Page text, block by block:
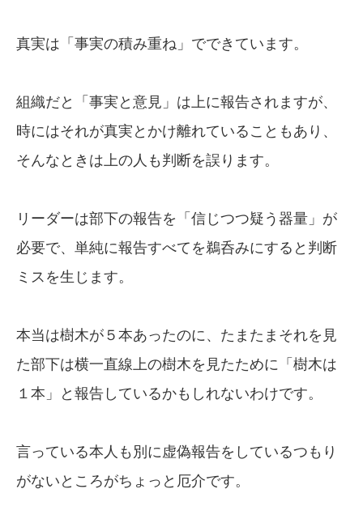
真実は「事実の積み重ね」でできています。
組織だと「事実と意見」は上に報告されますが、
時にはそれが真実とかけ離れていることもあり、
そんなときは上の人も判断を誤ります。
リーダーは部下の報告を「信じつつ疑う器量」が
必要で、単純に報告すべてを鵜呑みにすると判断
ミスを生じます。
本当は樹木が５本あったのに、たまたまそれを見
た部下は横一直線上の樹木を見たために「樹木は
１本」と報告しているかもしれないわけです。
言っている本人も別に虚偽報告をしているつもり
がないところがちょっと厄介です。